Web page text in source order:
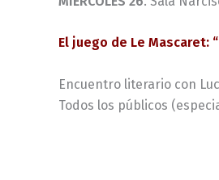
El juego de Le Mascaret:
Encuentro literario con
Todos los públicos